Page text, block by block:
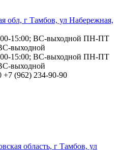
обл, г Тамбов, ул Набережная,
ПН-ПТ
выходной
ПН-ПТ
выходной
+7 (962) 234-90-90
область, г Тамбов, ул